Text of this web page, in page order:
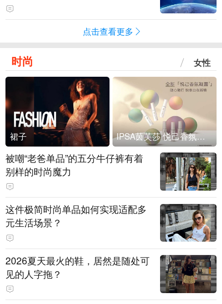
点击查看更多
时尚 女性
裙子 IPSA茵芙莎 悦己香氛凝露上市
被嘲“老爸单品”的五分牛仔裤有着
别样的时尚魔力
这件极简时尚单品如何实现适配多
元生活场景？
2026夏天最火的鞋，居然是随处可
见的人字拖？